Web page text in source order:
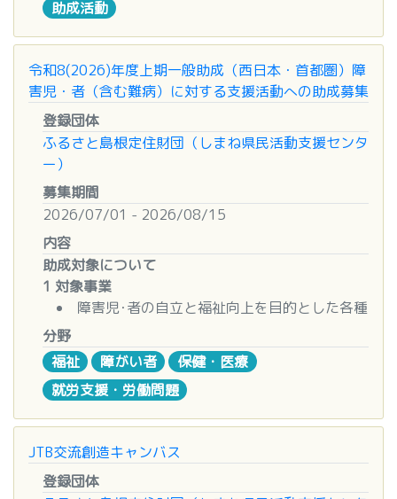
公益財団法人森村豊明会 事務局 宛
TEL : (03)6268-8308
E-mail :info@morimura-houmeikai.jp
【問合せ
事前のご相談については、上記Eメール等で随時受
け付けています。
なるべく早い段階に事務局へご連絡ください。
資金計画書（様式2）
Word又はExcelを使用して、図表･写真等を添付
のうえA4サイズの縦で、
20ページ以内にまとめて提出して下さい。（任
意様式）
団体等の規約、運営規則等
直近の決算書類（決算を迎えてない場合は、予算
書）
組織図、構成団体一覧表
様式のプリントアウトはこちらをクリックして下
さい ⇒
応募期間
令和8年8月3日（月）～令和8年11月2日（月）必
着
※応募は、応募様式等を揃え、郵送又は宅急便にて
受け付けます。メール、FAXによる応募は受け付け
ておりません。
■提出先・お問い合わせ先
〒102-0082 東京都千代田区一番町１３番地３号
ラウンドクロス一番町ビル2階
(1) 助成の対象は、活動の実施にあたり直接的に必
要とされる経費とします。
(2) 以下の経費は助成の対象外となります。
○職員給与（ただし活動の為に直接雇い入れた者に
関する経費は、この限りではありません）
○事務所や居宅等において恒常的な使用を目的とし
た備品の購入費用
（パソコン、プリンター、コピー機などの汎用機
材）
○施設の改修、補修と整備等
■助成金
Ⅰ．助成金額
(1) 1件（1団体）あたりの上限額は100万円
(2) 助成金総額は400万円
Ⅱ．助成金の交付
(2) 助成金交付決定後、「助成金交付申請書」他必
要書類提出後、銀行振込にて交付いたします。
■申請受付期間
までも一例です。
みを構築する。
・農家が営農型太陽光発電の設置について学べる機
会を創出する。
・営農型太陽光発電を検討している農家に対して設
置プロセスをサポートする。
・営農型太陽光発電を導入した農家を取材して、そ
の声を映像やSNSで広く発信する。
・中小企業が地域の営農型太陽光発電から電気を購
入できる仕組みを構築する。
・自然共生型や地域貢献型の営農型太陽光発電施設
の普及ガイドラインを作成する。
●支援内容
総額2,000万円）
※申請内容によって、申請金額を査定させていた
だく可能性があります。
です）
・助成対象団体数：2～3団体
・助成対象期間：2026年11月～2027年10月
※事業・活動は既に開始されていても結構です
できた補助事業の成果・効果、また、以下の社会環
境の変化や社会的 な要請等を踏まえ、「チャレン
的課 題を解決するための取組みを積極的に支援し
ます。
･ ＳＤＧｓ（持続可能な開発目標）の推進 ･ ジェン
ダー平等の実現に向けた取組み
･ カーボンニュートラルの実現に向けた取組み
･ ＡＩによる技術革新をはじめとするＤＸ（デジタ
ルトランスフォーメーション） による事業変革
･ 「人生１００年時代」に向けた社会全体での予
防・健康づくりの取組みの推進
･ こども・若者の貧困やヤングケアラーの社会問題
化への対応として「こどもの居 場所」づくりをは
じめとする世代を超えた孤立
・孤独対策としての居場所の提供
･ 非常災害など国民の安全
・安心な生活に影響を及ぼす緊急事態の発生
･ ギャンブル等依存症対策基本法に則ったギャンブ
ル等依存症対策の実施
閣議決定）に基づく取組みの推進
助成活動
令和8(2026)年度上期一般助成（西日本・首都圏）障
害児・者（含む難病）に対する支援活動への助成募集
登録団体
ふるさと島根定住財団（しまね県民活動支援センタ
ー）
募集期間
2026/07/01 - 2026/08/15
内容
助成対象について
1 対象事業
障害児･者の自立と福祉向上を目的とした各種
活動
障害児･者に対する自助・自立の支援事業
採択後、2026年12月1日から申請事業を開始
し、2027年5月31日までに終了する事業
営利を目的としない次の法人格を取得してい
る団体
分野
福祉
障がい者
保健・医療
就労支援・労働問題
JTB交流創造キャンバス
登録団体